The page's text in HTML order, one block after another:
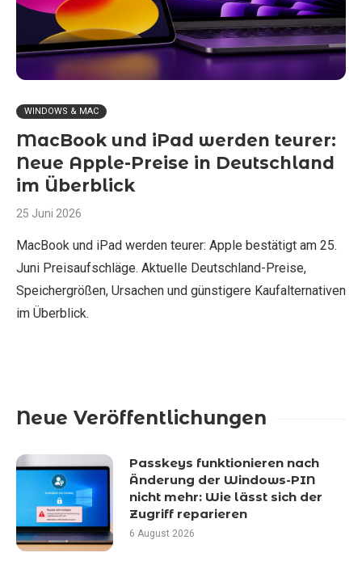
WINDOWS & MAC
MacBook und iPad werden teurer:
Neue Apple-Preise in Deutschland
im Überblick
25 Juni 2026
MacBook und iPad werden teurer: Apple bestätigt am 25.
Juni Preisaufschläge. Aktuelle Deutschland-Preise,
Speichergrößen, Ursachen und günstigere Kaufalternativen
im Überblick.
Neue Veröffentlichungen
Passkeys funktionieren nach
Änderung der Windows-PIN
nicht mehr: Wie lässt sich der
Zugriff reparieren
6 August 2026